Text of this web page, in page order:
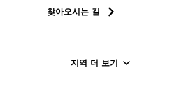
찾아오시는 길
지역 더 보기